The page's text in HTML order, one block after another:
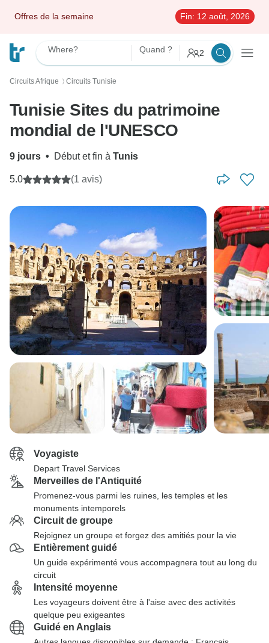
Offres de la semaine Fin: 12 août, 2026
Where? Quand ? 2
Circuits Afrique 〉 Circuits Tunisie
Tunisie Sites du patrimoine
mondial de l'UNESCO
9 jours • Début et fin à Tunis
5.0 (1 avis)
Voyagiste
Depart Travel Services
Merveilles de l'Antiquité
Promenez-vous parmi les ruines, les temples et les
monuments intemporels
Circuit de groupe
Rejoignez un groupe et forgez des amitiés pour la vie
Entièrement guidé
Un guide expérimenté vous accompagnera tout au long du
circuit
Intensité moyenne
Les voyageurs doivent être à l'aise avec des activités
quelque peu exigeantes
Guidé en Anglais